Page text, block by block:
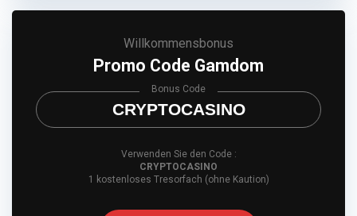
Willkommensbonus
Promo Code Gamdom
CRYPTOCASINO
Bonus Code
Verwenden Sie den Code :
CRYPTOCASINO
1 kostenloses Tresorfach (ohne Kaution)